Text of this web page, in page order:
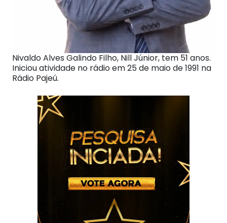
Nivaldo Alves Galindo Filho, Nill Júnior, tem 51 anos.
Iniciou atividade no rádio em 25 de maio de 1991 na
Rádio Pajeú.